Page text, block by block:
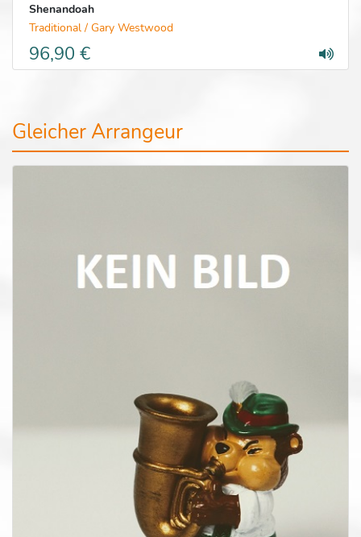
Shenandoah
Traditional / Gary Westwood
96,90 €
Gleicher Arrangeur